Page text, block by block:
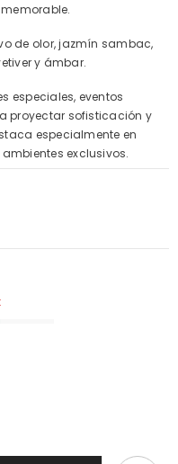
de olor, jazmín sambac,
y ámbar.
especiales, eventos
proyectar sofisticación y
especialmente en
exclusivos.